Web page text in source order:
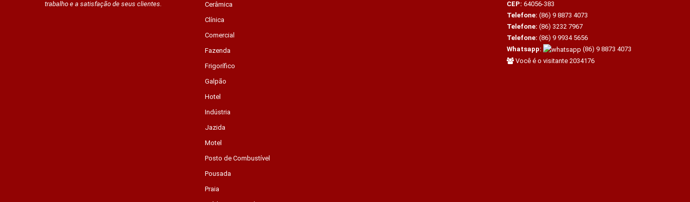
trabalho e a satisfação de seus clientes.
Cerâmica
Clínica
Comercial
Fazenda
Frigorífico
Galpão
Hotel
Indústria
Jazida
Motel
Posto de Combustível
Pousada
Praia
CEP: 64056-383
Telefone: (86) 9 8873 4073
Telefone: (86) 3232 7967
Telefone: (86) 9 9934 5656
Whatsapp:
(86) 9 8873 4073
Você é o visitante 2034176